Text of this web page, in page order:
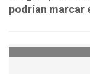
podrían marcar